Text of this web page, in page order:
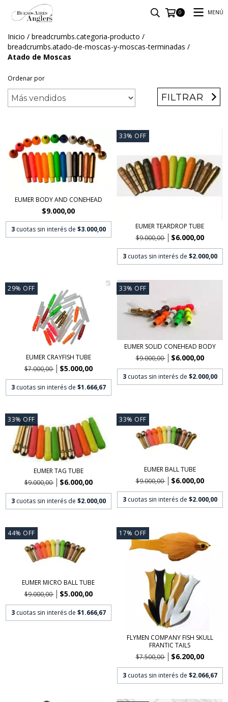
0 MENÚ
Inicio / breadcrumbs.categoria-producto /
breadcrumbs.atado-de-moscas-y-moscas-terminadas /
Atado de Moscas
Ordenar por
FILTRAR
EUMER BODY AND CONEHEAD
$9.000,00
3 cuotas sin interés de $3.000,00
33% OFF
EUMER TEARDROP TUBE
$9.000,00
$6.000,00
3 cuotas sin interés de $2.000,00
29% OFF
EUMER CRAYFISH TUBE
$7.000,00
$5.000,00
3 cuotas sin interés de $1.666,67
33% OFF
EUMER SOLID CONEHEAD BODY
$9.000,00
$6.000,00
3 cuotas sin interés de $2.000,00
33% OFF
EUMER TAG TUBE
$9.000,00
$6.000,00
3 cuotas sin interés de $2.000,00
33% OFF
EUMER BALL TUBE
$9.000,00
$6.000,00
3 cuotas sin interés de $2.000,00
44% OFF
EUMER MICRO BALL TUBE
$9.000,00
$5.000,00
3 cuotas sin interés de $1.666,67
17% OFF
FLYMEN COMPANY FISH SKULL
FRANTIC TAILS
$7.500,00
$6.200,00
3 cuotas sin interés de $2.066,67